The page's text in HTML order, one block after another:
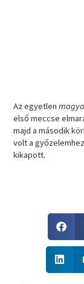
Az egyetlen
első meccse
majd a második
volt a
kikapott.
h
a
r
h
a